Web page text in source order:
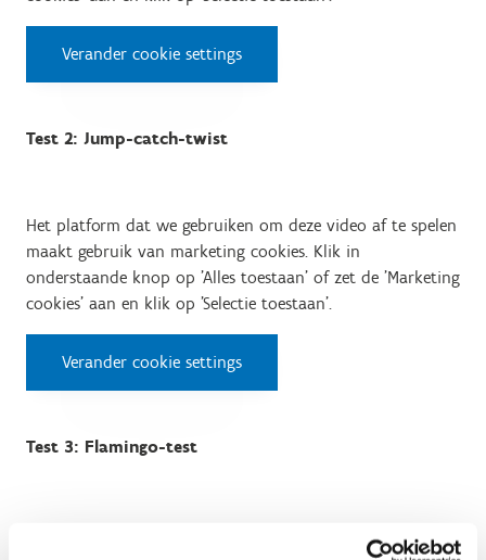
Verander cookie settings
Test 2: Jump-catch-twist
Het platform dat we gebruiken om deze video af te spelen
maakt gebruik van marketing cookies. Klik in
onderstaande knop op 'Alles toestaan' of zet de 'Marketing
cookies' aan en klik op 'Selectie toestaan'.
Verander cookie settings
Test 3: Flamingo-test
Het platform dat we gebruiken om deze video af te spelen